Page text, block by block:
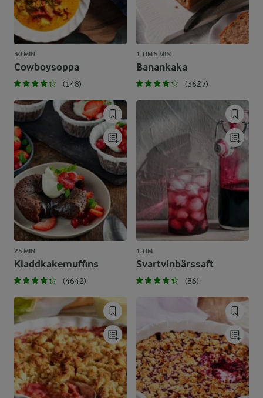
30 MIN
Cowboysoppa
(148)
1 TIM 5 MIN
Banankaka
(3627)
25 MIN
Kladdkakemuffins
(4642)
1 TIM
Svartvinbärssaft
(86)